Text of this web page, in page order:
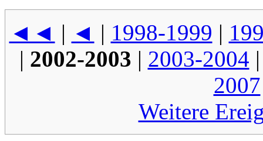
◄◄ | ◄ | 1998-1999 |
| 2002-2003 | 2003-2004
2007
Weitere